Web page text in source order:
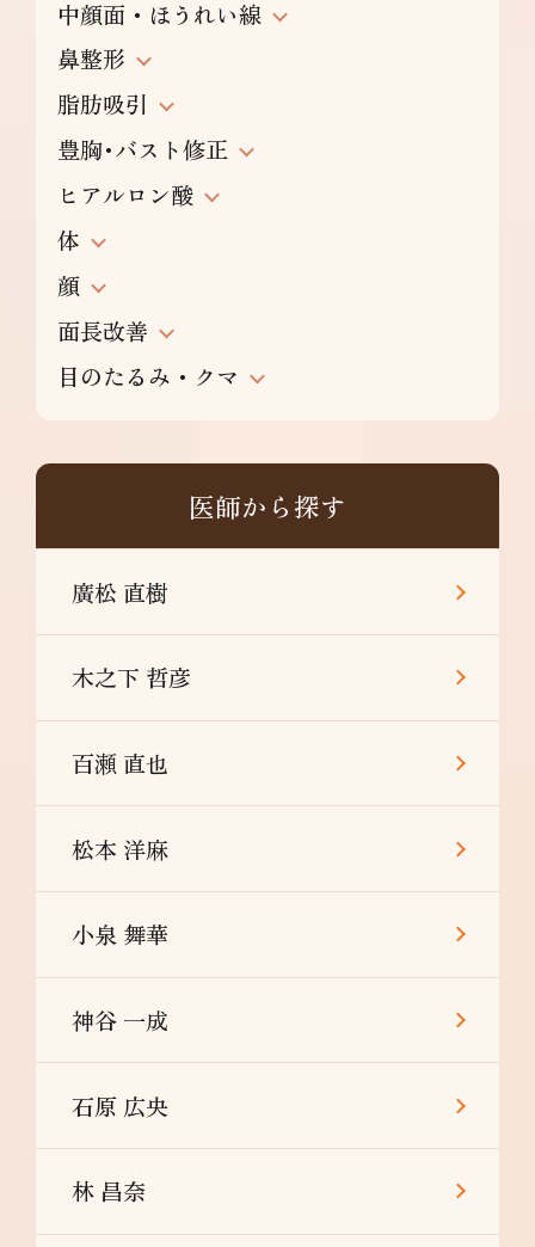
中顔面・ほうれい線
鼻整形
脂肪吸引
豊胸･バスト修正
ヒアルロン酸
体
顔
面長改善
目のたるみ・クマ
医師から探す
廣松 直樹
木之下 哲彦
百瀬 直也
松本 洋麻
小泉 舞華
神谷 一成
石原 広央
林 昌奈